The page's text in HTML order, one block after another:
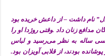
نام داشت – از داعش خریده بود
مدافع زنان داد .وقتی روژدا او را
ساله به نظر می‌رسید و لباس
بودند، از قلابی آویزان بود.